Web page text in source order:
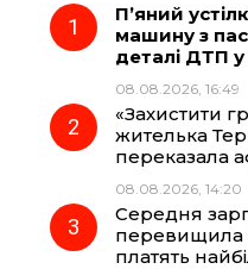
e
o
k
e
g
r
a
m
П’яний
машину з
деталі ДТП
08.08.2026, 16:49
«Захистити
жителька
переказала
08.08.2026, 14:20
Середня
перевищила
платять